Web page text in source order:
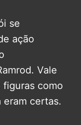
se
ação
Vale
figuras como
eram certas.